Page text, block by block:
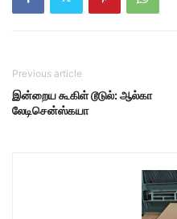
Previous article
இன்றைய கூகிள் டூடுல்: ஆல்கா
லேடிசென்ஸ்கயா